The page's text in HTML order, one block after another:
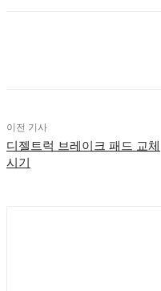
이전 기사
디젤트럭 브레이크 패드 교체
시기